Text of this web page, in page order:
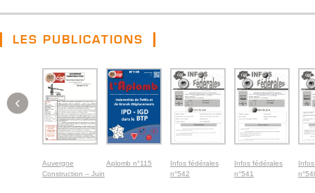
LES PUBLICATIONS
Auvergne
Construction – Juin
Aplomb n°115
Infos fédérales
n°542
Infos fédérales
n°541
‹